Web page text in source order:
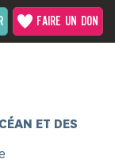
ET DES
FAIRE UN DON